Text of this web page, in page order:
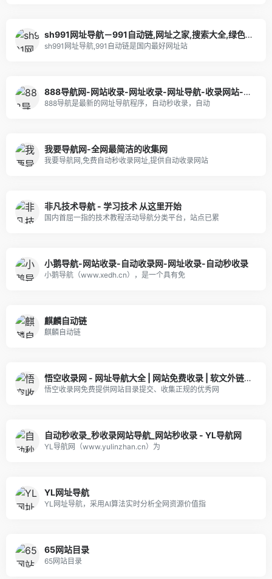
sh991网址导航－991自动链,网址之家,搜索大全,绿色,快速,安全的专业导航站
sh991网址导航,991自动链是国内最好网址站
888导航网-网站收录-网址收录-网址导航-收录网站-自助广告系统
888导航是最新的网址导航程序，自动秒收录，自动
我要导航网-全网最简洁的收集网
我要导航网,免费自动秒收录网址,提供自动收录网站
非凡技术导航 - 学习技术 从这里开始
国内首屈一指的技术教程活动导航分类平台，站点已累
小鹅导航-网站收录-自动收录网-网址收录-自动秒收录
小鹅导航（www.xedh.cn），是一个具有免
麒麟自动链
麒麟自动链
悟空收录网 - 网址导航大全 | 网站免费收录 | 软文外链发布平台
悟空收录网免费提供网站目录提交、收集正规的优秀网
自动秒收录_秒收录网站导航_网站秒收录 - YL导航网
YL导航网（www.yulinzhan.cn）为
YL网址导航
YL网址导航，采用AI算法实时分析全网资源价值指
65网站目录
65网站目录